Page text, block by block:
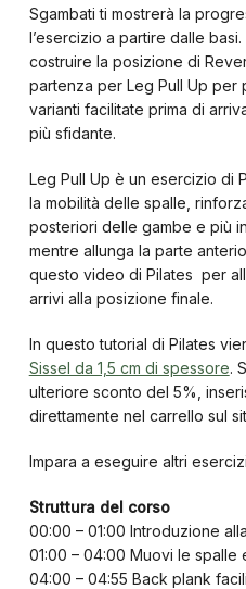
Sgambati ti mostrerà la
l’esercizio a partire dalle
costruire la posizione di
partenza per Leg Pull Up per
varianti facilitate prima di
più sfidante.
Leg Pull Up è un esercizio di
la mobilità delle spalle,
posteriori delle gambe e più
mentre allunga la parte
questo video di Pilates per
arrivi alla posizione finale.
In questo tutorial di Pilates
Sissel da 1,5 cm di spessore.
ulteriore sconto del 5%,
direttamente nel carrello sul
Impara a eseguire altri
Struttura del corso
00:00 – 01:00 Introduzione
01:00 – 04:00 Muovi le spalle
04:00 – 04:55 Back plank